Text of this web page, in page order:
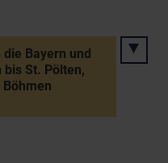
Bayern und
bis St. Pölten,